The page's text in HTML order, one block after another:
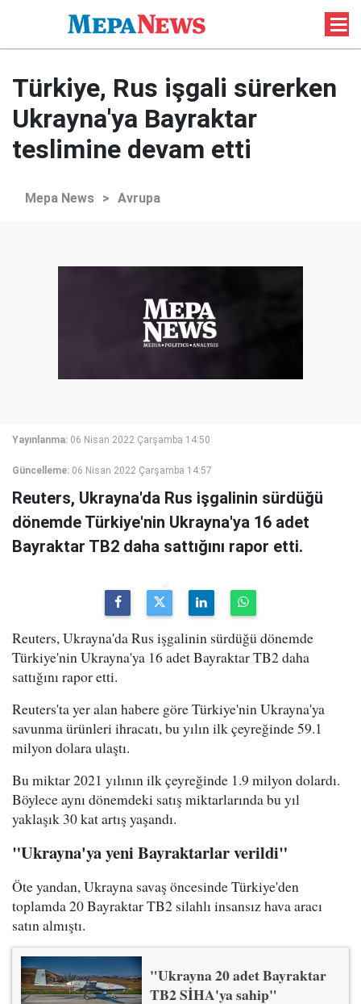
Türkiye, Rus işgali sürerken
Ukrayna'ya Bayraktar
teslimine devam etti
Mepa News > Avrupa
Yayınlanma: 06 Nisan 2022 Çarşamba 14:50
Güncelleme: 06 Nisan 2022 Çarşamba 14:57
Reuters, Ukrayna'da Rus işgalinin sürdüğü
dönemde Türkiye'nin Ukrayna'ya 16 adet
Bayraktar TB2 daha sattığını rapor etti.
Reuters, Ukrayna'da Rus işgalinin sürdüğü dönemde
Türkiye'nin Ukrayna'ya 16 adet Bayraktar TB2 daha
sattığını rapor etti.
Reuters'ta yer alan habere göre Türkiye'nin Ukrayna'ya
savunma ürünleri ihracatı, bu yılın ilk çeyreğinde 59.1
milyon dolara ulaştı.
Bu miktar 2021 yılının ilk çeyreğinde 1.9 milyon dolardı.
Böylece aynı dönemdeki satış miktarlarında bu yıl
yaklaşık 30 kat artış yaşandı.
"Ukrayna'ya yeni Bayraktarlar verildi"
Öte yandan, Ukrayna savaş öncesinde Türkiye'den
toplamda 20 Bayraktar TB2 silahlı insansız hava aracı
satın almıştı.
"Ukrayna 20 adet Bayraktar
TB2 SİHA'ya sahip"